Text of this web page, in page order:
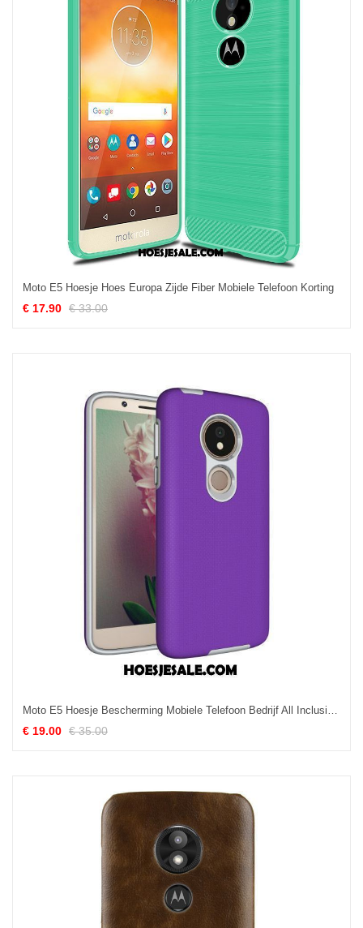
Moto E5 Hoesje Hoes Europa Zijde Fiber Mobiele Telefoon Korting
€ 17.90 € 33.00
Moto E5 Hoesje Bescherming Mobiele Telefoon Bedrijf All Inclusive Hoes Sale
€ 19.00 € 35.00